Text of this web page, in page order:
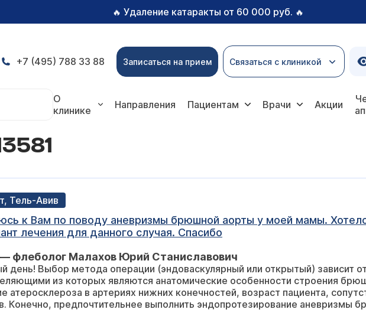
🔥 Удаление катаракты от 60 000 руб. 🔥
+7 (495) 788 33 88 Записаться на прием Связаться с клиникой
О
клинике
Направления Пациентам Врачи Акции
Тель-Авив
к Вам по поводу аневризмы брюшной аорты у моей мамы.
лечения для данного случая. Спасибо
флеболог Малахов Юрий Станиславович
день! Выбор метода операции (эндоваскулярный или открытый) зависит
из которых являются анатомические особенности строения
атеросклероза в артериях нижних конечностей, возраст пациента,
Конечно, предпочтительнее выполнить эндопротезирование аневризмы